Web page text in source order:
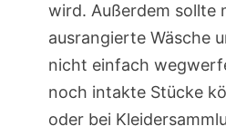
wird. Außerdem sollte
ausrangierte Wäsche
nicht einfach
noch intakte Stücke
oder bei